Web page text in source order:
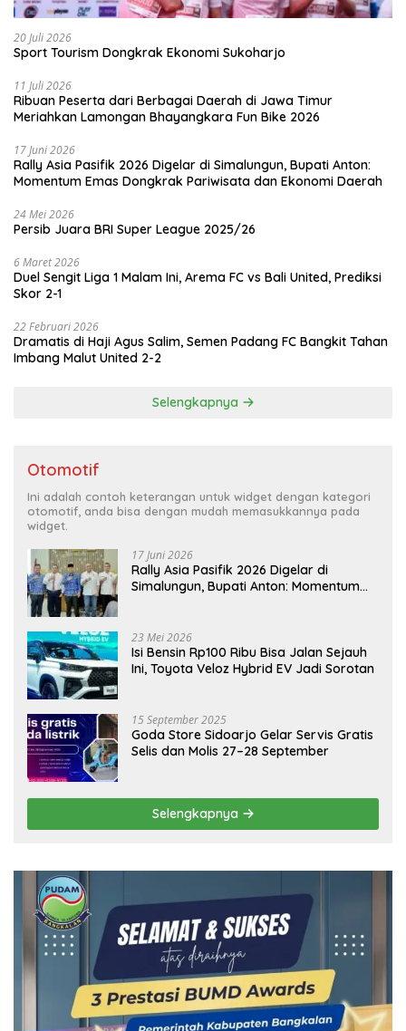
20 Juli 2026
Sport Tourism Dongkrak Ekonomi Sukoharjo
11 Juli 2026
Ribuan Peserta dari Berbagai Daerah di Jawa Timur
Meriahkan Lamongan Bhayangkara Fun Bike 2026
17 Juni 2026
Rally Asia Pasifik 2026 Digelar di Simalungun, Bupati Anton:
Momentum Emas Dongkrak Pariwisata dan Ekonomi Daerah
24 Mei 2026
Persib Juara BRI Super League 2025/26
6 Maret 2026
Duel Sengit Liga 1 Malam Ini, Arema FC vs Bali United, Prediksi
Skor 2-1
22 Februari 2026
Dramatis di Haji Agus Salim, Semen Padang FC Bangkit Tahan
Imbang Malut United 2-2
Selengkapnya
Otomotif
Ini adalah contoh keterangan untuk widget dengan kategori
otomotif, anda bisa dengan mudah memasukkannya pada
widget.
17 Juni 2026
Rally Asia Pasifik 2026 Digelar di
Simalungun, Bupati Anton: Momentum
23 Mei 2026
Isi Bensin Rp100 Ribu Bisa Jalan Sejauh
Ini, Toyota Veloz Hybrid EV Jadi Sorotan
15 September 2025
Goda Store Sidoarjo Gelar Servis Gratis
Selis dan Molis 27–28 September
Selengkapnya